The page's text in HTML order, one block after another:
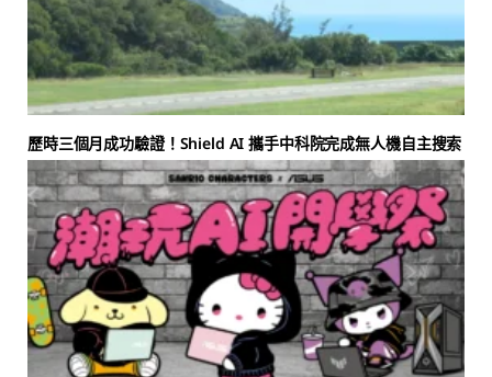
歷時三個月成功驗證！Shield AI 攜手中科院完成無人機自主搜索